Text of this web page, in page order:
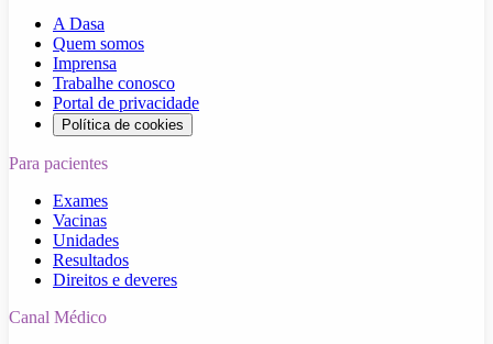
A Dasa
Quem somos
Imprensa
Trabalhe conosco
Portal de privacidade
Política de cookies
Para pacientes
Exames
Vacinas
Unidades
Resultados
Direitos e deveres
Canal Médico